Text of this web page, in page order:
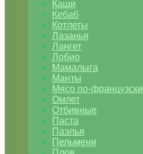
Каши
Кебаб
Котлеты
Лазанья
Лангет
Лобио
Мамалыга
Манты
Мясо по-французски
Омлет
Отбивные
Паста
Паэлья
Пельмени